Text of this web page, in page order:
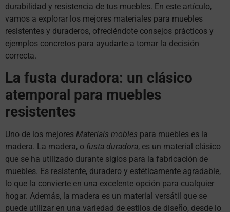
durabilidad y resistencia de tus muebles. En este artículo,
vamos a explorar los mejores materiales para muebles
resistentes y duraderos, ofreciéndote consejos prácticos y
ejemplos concretos para ayudarte a tomar la decisión
correcta.
La fusta duradora: un clásico
atemporal para muebles
resistentes
Uno de los mejores Materials mobles para muebles es la
madera. La madera, o fusta duradora, es un material clásico
que se ha utilizado durante siglos para la fabricación de
muebles. Es resistente, duradero y estéticamente agradable,
lo que la convierte en una excelente opción para cualquier
hogar. Además, la madera es un material versátil que se
puede utilizar en una variedad de estilos de diseño, desde lo